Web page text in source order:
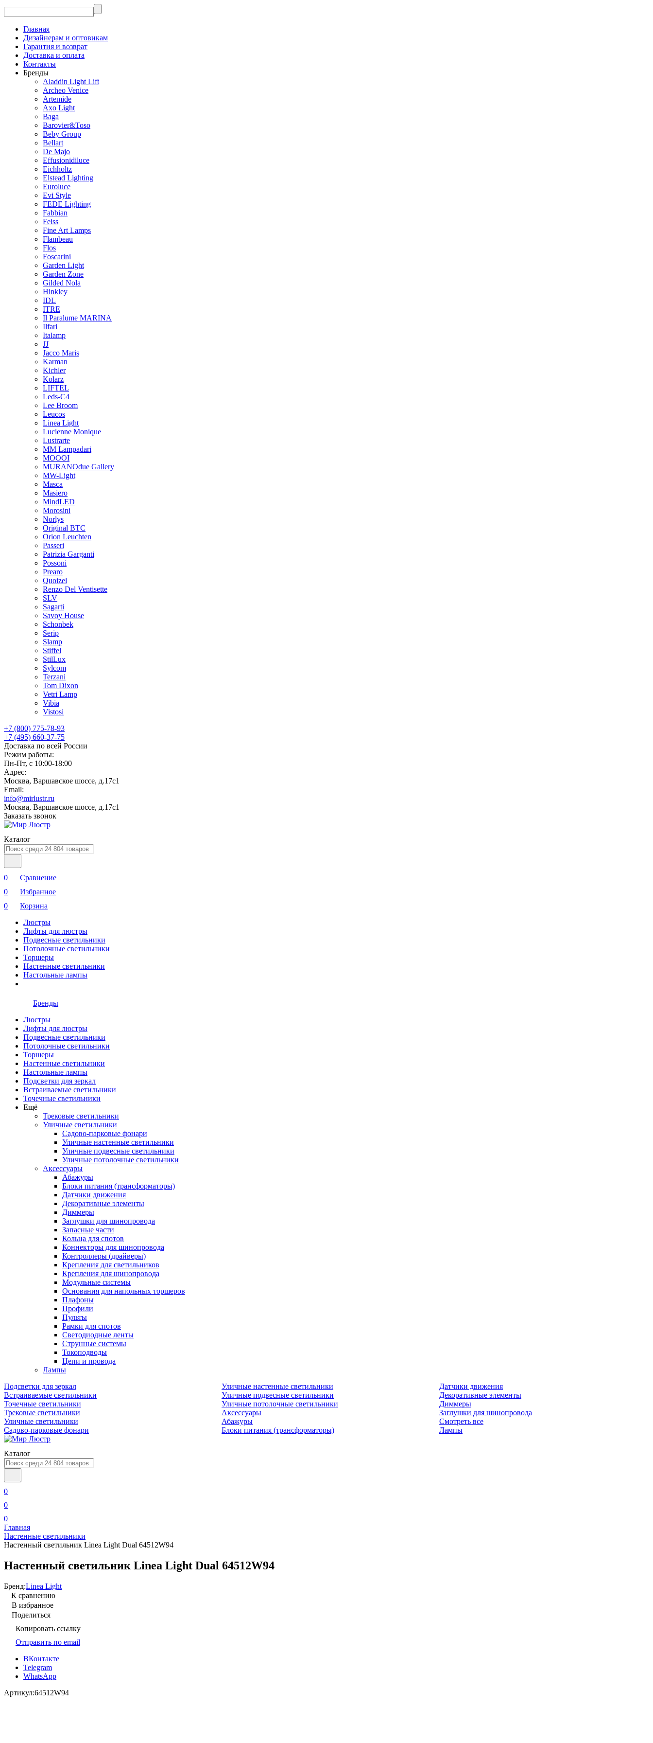
Главная
Дизайнерам и оптовикам
Гарантия и возврат
Доставка и оплата
Контакты
Бренды
Aladdin Light Lift
Archeo Venice
Artemide
Axo Light
Baga
Barovier&Toso
Beby Group
Bellart
De Majo
Effusionidiluce
Eichholtz
Elstead Lighting
Euroluce
Evi Style
FEDE Lighting
Fabbian
Feiss
Fine Art Lamps
Flambeau
Flos
Foscarini
Garden Light
Garden Zone
Gilded Nola
Hinkley
IDL
ITRE
Il Paralume MARINA
Ilfari
Italamp
JJ
Jacco Maris
Karman
Kichler
Kolarz
LIFTEL
Leds-C4
Lee Broom
Leucos
Linea Light
Lucienne Monique
Lustrarte
MM Lampadari
MOOOI
MURANOdue Gallery
MW-Light
Masca
Masiero
MindLED
Morosini
Norlys
Original BTC
Orion Leuchten
Passeri
Patrizia Garganti
Possoni
Prearo
Quoizel
Renzo Del Ventisette
SLV
Sagarti
Savoy House
Schonbek
Serip
Slamp
Stiffel
StilLux
Sylcom
Terzani
Tom Dixon
Vetri Lamp
Vibia
Vistosi
+7 (800) 775-78-93
+7 (495) 660-37-75
Доставка по всей России
Режим работы:
Пн-Пт, с 10:00-18:00
Адрес:
Москва, Варшавское шоссе, д.17c1
Email:
info@mirlustr.ru
Москва, Варшавское шоссе, д.17c1
Заказать звонок
Каталог
0
Сравнение
0
Избранное
0
Корзина
Люстры
Лифты для люстры
Подвесные светильники
Потолочные светильники
Торшеры
Настенные светильники
Настольные лампы
Бренды
Люстры
Лифты для люстры
Подвесные светильники
Потолочные светильники
Торшеры
Настенные светильники
Настольные лампы
Подсветки для зеркал
Встраиваемые светильники
Точечные светильники
Ещё
Трековые светильники
Уличные светильники
Садово-парковые фонари
Уличные настенные светильники
Уличные подвесные светильники
Уличные потолочные светильники
Аксессуары
Абажуры
Блоки питания (трансформаторы)
Датчики движения
Декоративные элементы
Диммеры
Заглушки для шинопровода
Запасные части
Кольца для спотов
Коннекторы для шинопровода
Контроллеры (драйверы)
Крепления для светильников
Крепления для шинопровода
Модульные системы
Основания для напольных торшеров
Плафоны
Профили
Пульты
Рамки для спотов
Светодиодные ленты
Струнные системы
Токоподводы
Цепи и провода
Лампы
Подсветки для зеркал
Встраиваемые светильники
Точечные светильники
Трековые светильники
Уличные светильники
Садово-парковые фонари
Уличные настенные светильники
Уличные подвесные светильники
Уличные потолочные светильники
Аксессуары
Абажуры
Блоки питания (трансформаторы)
Датчики движения
Декоративные элементы
Диммеры
Заглушки для шинопровода
Смотреть все
Лампы
Каталог
0
0
0
Главная
Настенные светильники
Настенный светильник Linea Light Dual 64512W94
Настенный светильник Linea Light Dual 64512W94
Бренд:Linea Light
К сравнению
В избранное
Поделиться
Копировать ссылку
Отправить по email
ВКонтакте
Telegram
WhatsApp
Артикул:64512W94